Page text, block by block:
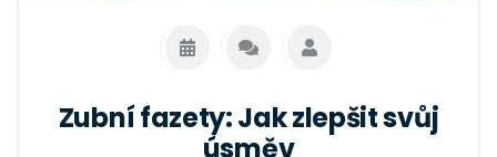
Zubní fazety: Jak zlepšit svůj
úsměv